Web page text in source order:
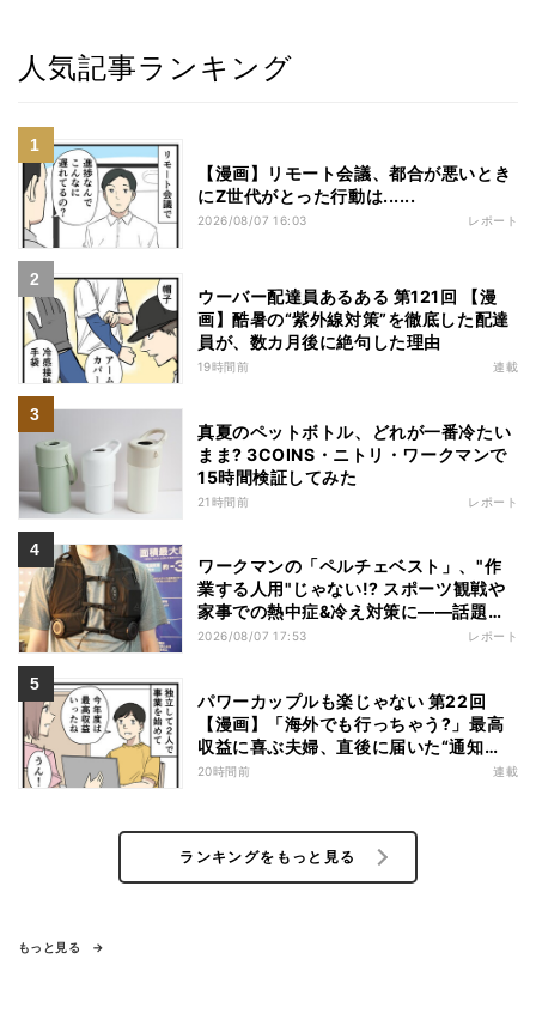
人気記事ランキング
【漫画】リモート会議、都合が悪いとき
にZ世代がとった行動は......
2026/08/07 16:03 レポート
ウーバー配達員あるある 第121回 【漫
画】酷暑の“紫外線対策”を徹底した配達
員が、数カ月後に絶句した理由
19時間前 連載
真夏のペットボトル、どれが一番冷たい
まま? 3COINS・ニトリ・ワークマンで
15時間検証してみた
21時間前 レポート
ワークマンの「ペルチェベスト」、"作
業する人用"じゃない!? スポーツ観戦や
家事での熱中症&冷え対策に――話題の
商品を徹底検証
2026/08/07 17:53 レポート
パワーカップルも楽じゃない 第22回
【漫画】「海外でも行っちゃう?」最高
収益に喜ぶ夫婦、直後に届いた“通知
書”で現実に戻された
20時間前 連載
ランキングをもっと見る
もっと見る